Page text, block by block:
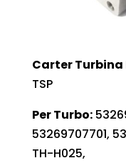
Carter Turbina
TSP
Per Turbo:
53269707701,
TH-H025,